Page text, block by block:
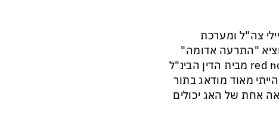
צה"ל ומערכת
"התרעה אדומה"
ואמר כי "נושא עיקרון המשלימות הינו קריטי. ברגע שיש red notice מבית הדין הבינ"ל
מאוד מודאג בתור
אחת של האג יכולים